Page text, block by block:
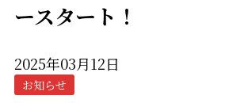
ースタート！
2025年03月12日
お知らせ